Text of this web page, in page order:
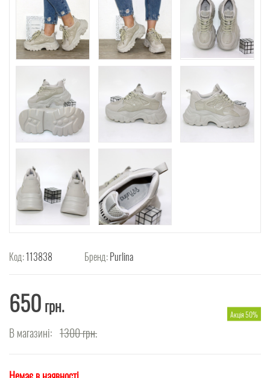
Код:113838 Бренд:Purlina
650грн.
В магазині: 1300грн.
Акція 50%